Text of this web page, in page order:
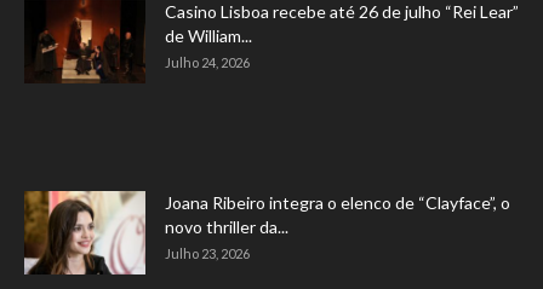
Casino Lisboa recebe até 26 de julho “Rei Lear”
de William...
Julho 24, 2026
Joana Ribeiro integra o elenco de “Clayface”, o
novo thriller da...
Julho 23, 2026